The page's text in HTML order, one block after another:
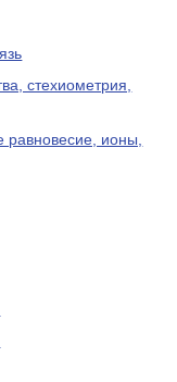
стехиометрия,
равновесие, ионы,